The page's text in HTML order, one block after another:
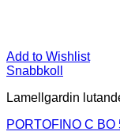
Add to Wishlist
Snabbkoll
Lamellgardin
PORTOFINO C